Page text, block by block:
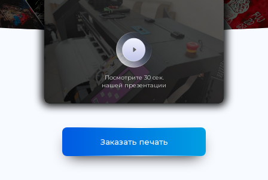
Посмотрите 30 сек.
нашей презентации
Заказать печать